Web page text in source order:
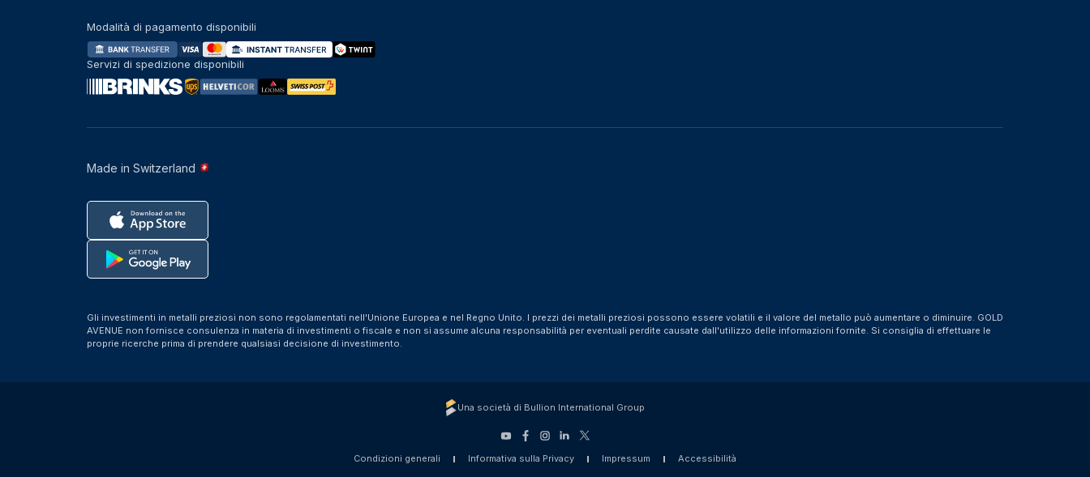
Made in Switzerland
Modalità di pagamento disponibili
Servizi di spedizione disponibili
Gli investimenti in metalli preziosi non sono regolamentati nell'Unione Europea e nel Regno Unito. I prezzi dei metalli preziosi possono essere volatili e il valore del metallo può aumentare o diminuire. GOLD
AVENUE non fornisce consulenza in materia di investimenti o fiscale e non si assume alcuna responsabilità per eventuali perdite causate dall'utilizzo delle informazioni fornite. Si consiglia di effettuare le
proprie ricerche prima di prendere qualsiasi decisione di investimento.
Una società di Bullion International Group
Condizioni generali Informativa sulla Privacy Impressum Accessibilità